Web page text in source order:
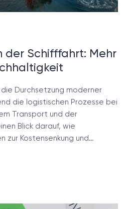
der Schifffahrt: Mehr
Durchsetzung moderner
die logistischen Prozesse bei
Transport und der
Blick darauf, wie
zur Kostensenkung und…